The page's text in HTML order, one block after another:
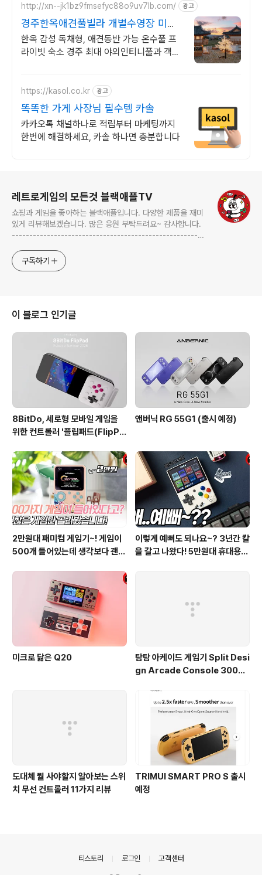
http://xn--jk1bz9fmsefyc88o9uv7lb.com/ 광고
경주한옥애견풀빌라 개별수영장 미온
수무료 이벤트
한옥 감성 독채형, 애견동반 가능 온수풀 프
라이빗 숙소 경주 최대 야외인티니풀과 객실
https://kasol.co.kr 광고
똑똑한 가게 사장님 필수템 카솔
카카오톡 채널하나로 적립부터 마케팅까지
한번에 해결하세요, 카솔 하나면 충분합니다
레트로게임의 모든것 블랙애플TV
쇼핑과 게임을 좋아하는 블랙애플입니다. 다양한 제품을 재미
있게 리뷰해보겠습니다. 많은 응원 부탁드려요~ 감사합니다.
-------------------------------------------------------
---------- blackapple.btv@gmail.com ---------------
----------------------------
구독하기
이 블로그 인기글
8BitDo, 세로형 모바일 게임을
위한 컨트롤러 '플립패드(FlipPa
앤버닉 RG 55G1 (출시 예정)
2만원대 패미컴 게임기~! 게임이
500개 들어있는데 생각보다 괜찮
이렇게 예뻐도 되나요~? 3년간 칼
을 갈고 나왔다! 5만원대 휴대용
미크로 닮은 Q20
탐탐 아케이드 게임기 Split Desi
gn Arcade Console 3003 i
도대체 뭘 사야할지 알아보는 스위
치 무선 컨트롤러 11가지 리뷰
TRIMUI SMART PRO S 출시
예정
티스토리 로그인 고객센터